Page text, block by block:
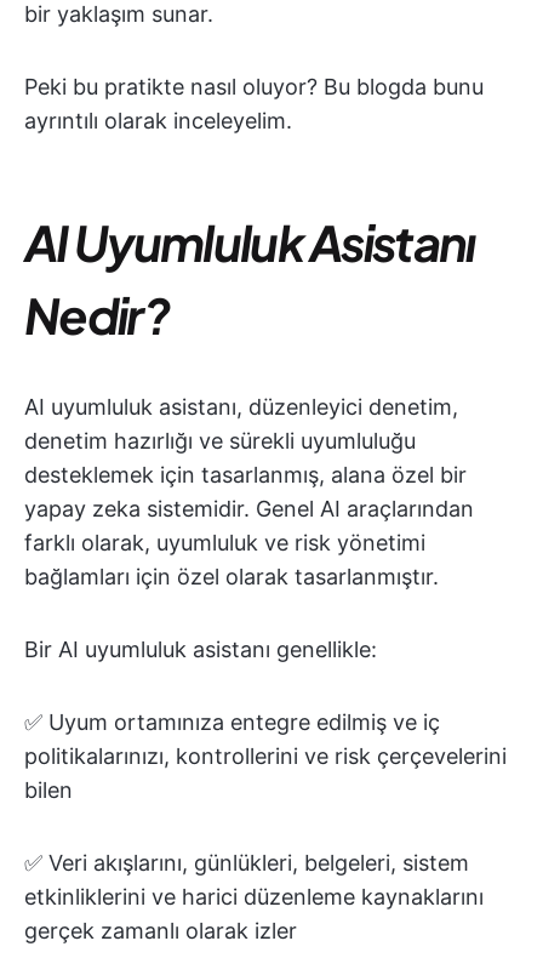
bir yaklaşım sunar.
Peki bu pratikte nasıl oluyor? Bu blogda bunu
ayrıntılı olarak inceleyelim.
AI Uyumluluk Asistanı
Nedir?
AI uyumluluk asistanı, düzenleyici denetim,
denetim hazırlığı ve sürekli uyumluluğu
desteklemek için tasarlanmış, alana özel bir
yapay zeka sistemidir. Genel AI araçlarından
farklı olarak, uyumluluk ve risk yönetimi
bağlamları için özel olarak tasarlanmıştır.
Bir AI uyumluluk asistanı genellikle:
✅ Uyum ortamınıza entegre edilmiş ve iç
politikalarınızı, kontrollerini ve risk çerçevelerini
bilen
✅ Veri akışlarını, günlükleri, belgeleri, sistem
etkinliklerini ve harici düzenleme kaynaklarını
gerçek zamanlı olarak izler